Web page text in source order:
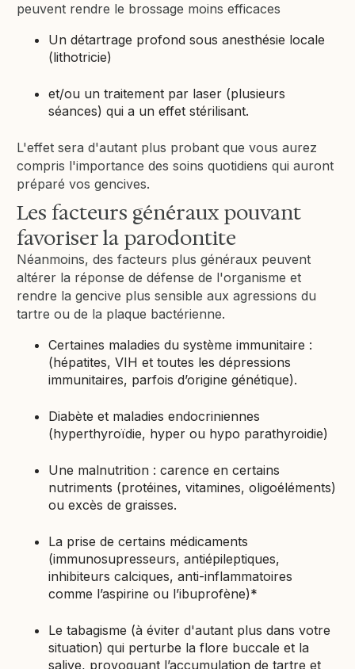
peuvent rendre le brossage moins efficaces
Un détartrage profond sous anesthésie locale
(lithotricie)
et/ou un traitement par laser (plusieurs
séances) qui a un effet stérilisant.
L'effet sera d'autant plus probant que vous aurez
compris l'importance des soins quotidiens qui auront
préparé vos gencives.
Les facteurs généraux pouvant
favoriser la parodontite
Néanmoins, des facteurs plus généraux peuvent
altérer la réponse de défense de l'organisme et
rendre la gencive plus sensible aux agressions du
tartre ou de la plaque bactérienne.
Certaines maladies du système immunitaire :
(hépatites, VIH et toutes les dépressions
immunitaires, parfois d’origine génétique).
Diabète et maladies endocriniennes
(hyperthyroïdie, hyper ou hypo parathyroidie)
Une malnutrition : carence en certains
nutriments (protéines, vitamines, oligoéléments)
ou excès de graisses.
La prise de certains médicaments
(immunosupresseurs, antiépileptiques,
inhibiteurs calciques, anti-inflammatoires
comme l’aspirine ou l’ibuprofène)*
Le tabagisme (à éviter d'autant plus dans votre
situation) qui perturbe la flore buccale et la
salive, provoquant l’accumulation de tartre et